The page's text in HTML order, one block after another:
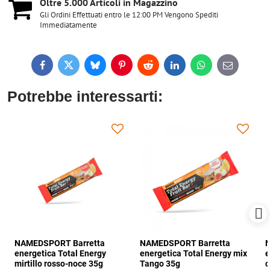
Oltre 5​.000 Articoli in Magazzino
Gli Ordini Effettuati entro le 12:00 PM Vengono Spediti
Immediatamente
FacebookTwitterBlueskyPinterestReddit LinkedInWhatsApp
E-
mail
Potrebbe interessarti:
NAMEDSPORT Barretta
energetica Total Energy
mirtillo rosso-noce 35g
NAMEDSPORT Barretta
energetica Total Energy mix
Tango 35g